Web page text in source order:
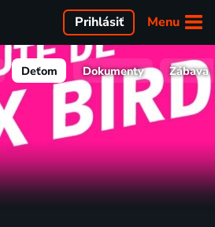
Menu
Prihlásiť
Deťom Dokumenty Zábava